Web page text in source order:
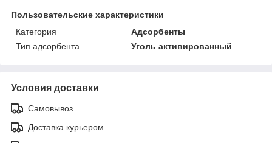
Пользовательские характеристики
Категория
Адсорбенты
Тип адсорбента
Уголь активированный
Условия доставки
Самовывоз
Доставка курьером